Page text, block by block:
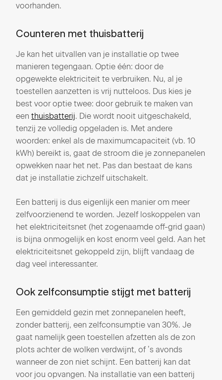
voorhanden.
Counteren met thuisbatterij
Je kan het uitvallen van je installatie op twee
manieren tegengaan. Optie één: door de
opgewekte elektriciteit te verbruiken. Nu, al je
toestellen aanzetten is vrij nutteloos. Dus kies je
best voor optie twee: door gebruik te maken van
een thuisbatterij. Die wordt nooit uitgeschakeld,
tenzij ze volledig opgeladen is. Met andere
woorden: enkel als de maximumcapaciteit (vb. 10
kWh) bereikt is, gaat de stroom die je zonnepanelen
opwekken naar het net. Pas dan bestaat de kans
dat je installatie zichzelf uitschakelt.
Een batterij is dus eigenlijk een manier om meer
zelfvoorzienend te worden. Jezelf loskoppelen van
het elektriciteitsnet (het zogenaamde off-grid gaan)
is bijna onmogelijk en kost enorm veel geld. Aan het
elektriciteitsnet gekoppeld zijn, blijft vandaag de
dag veel interessanter.
Ook zelfconsumptie stijgt met batterij
Een gemiddeld gezin met zonnepanelen heeft,
zonder batterij, een zelfconsumptie van 30%. Je
gaat namelijk geen toestellen afzetten als de zon
plots achter de wolken verdwijnt, of ’s avonds
wanneer de zon niet schijnt. Een batterij kan dat
voor jou opvangen. Na installatie van een batterij